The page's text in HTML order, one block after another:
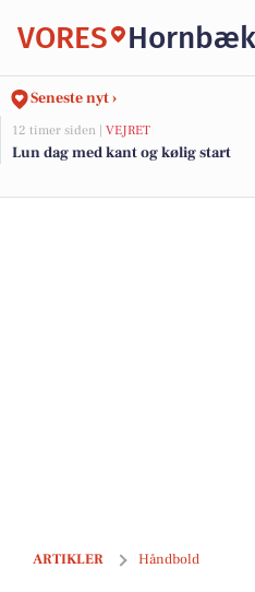
VORES Hornbæk
Seneste nyt ›
12 timer siden | VEJRET
Lun dag med kant og kølig start
ARTIKLER Håndbold
Hornbæk IF lider nederlag